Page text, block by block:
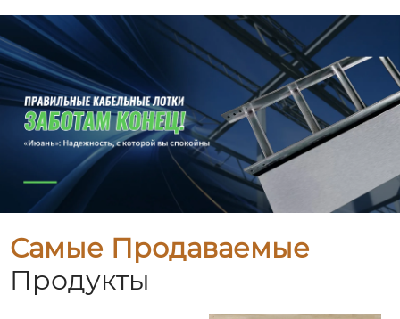
Самые Продаваемые
Продукты